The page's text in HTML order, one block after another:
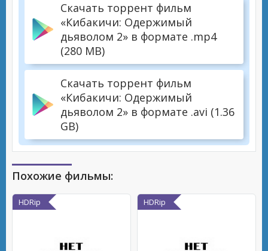
Скачать торрент фильм
«Кибакичи: Одержимый
дьяволом 2» в формате .mp4
(280 MB)
Скачать торрент фильм
«Кибакичи: Одержимый
дьяволом 2» в формате .avi (1.36
GB)
Похожие фильмы:
HDRip HDRip